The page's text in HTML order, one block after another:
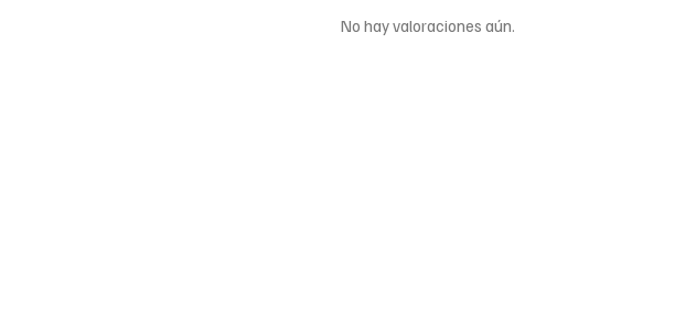
No hay valoraciones aún.